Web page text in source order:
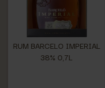
RUM BARCELO IMPERIAL
38% 0,7L